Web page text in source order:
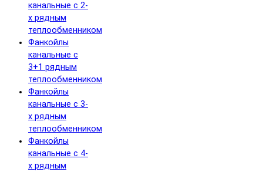
канальные с 2-
х рядным
теплообменником
Фанкойлы
канальные с
3+1 рядным
теплообменником
Фанкойлы
канальные с 3-
х рядным
теплообменником
Фанкойлы
канальные с 4-
х рядным